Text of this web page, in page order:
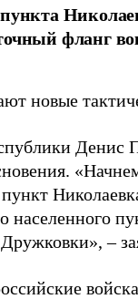
фланг
новые
населенного
–
войска